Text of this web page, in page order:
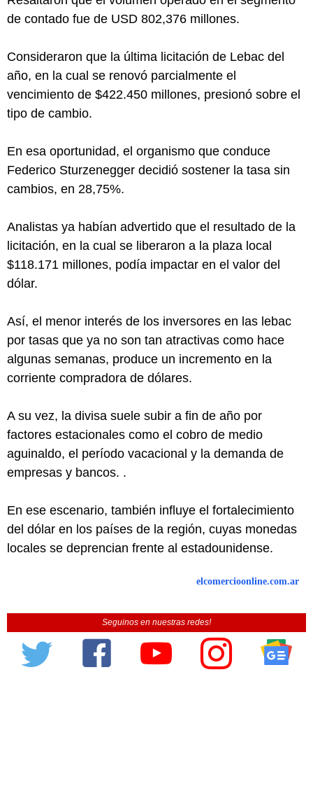
de contado fue de USD 802,376 millones.
Consideraron que la última licitación de Lebac del
año, en la cual se renovó parcialmente el
vencimiento de $422.450 millones, presionó sobre el
tipo de cambio.
En esa oportunidad, el organismo que conduce
Federico Sturzenegger decidió sostener la tasa sin
cambios, en 28,75%.
Analistas ya habían advertido que el resultado de la
licitación, en la cual se liberaron a la plaza local
$118.171 millones, podía impactar en el valor del
dólar.
Así, el menor interés de los inversores en las lebac
por tasas que ya no son tan atractivas como hace
algunas semanas, produce un incremento en la
corriente compradora de dólares.
A su vez, la divisa suele subir a fin de año por
factores estacionales como el cobro de medio
aguinaldo, el período vacacional y la demanda de
empresas y bancos. .
En ese escenario, también influye el fortalecimiento
del dólar en los países de la región, cuyas monedas
locales se deprencian frente al estadounidense.
elcomercioonline.com.ar
Seguinos en nuestras redes!